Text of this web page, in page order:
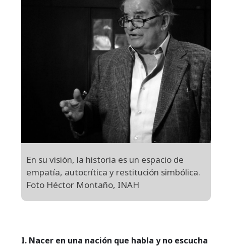
En su visión, la historia es un espacio de
empatía, autocrítica y restitución simbólica.
Foto Héctor Montaño, INAH
I. Nacer en una nación que habla y no escucha